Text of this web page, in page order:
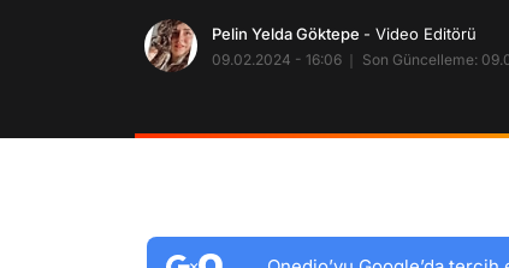
Pelin Yelda Göktepe - Video Editörü
09.02.2024 - 16:06 Son Güncelleme: